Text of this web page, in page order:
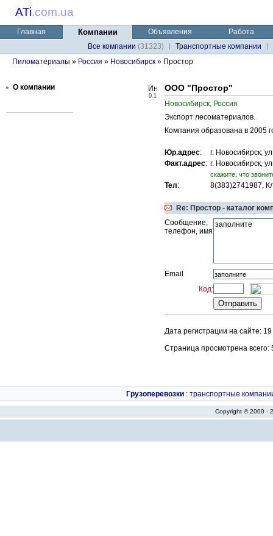
ATi.com.ua
Главная Компании Объявления
Работа
Все компании (31323)
Транспортные компании
Пиломатериалы » Россия » Новосибирск » Простор
• О компании
0.1
ООО "Простор"
Новосибирск, Россия
Экспорт лесоматериалов.
Компания образована в 2005
Юр.адрес:
г. Новосибирск,
Факт.адрес: г. Новосибирск,
cкажите, что
Тел: 8(383)2741987,
Re: Простор - каталог
Сообщение,
телефон, имя
Email
Код:
Дата регистрации на сайте:
Страница просмотрена всего:
Грузоперевозки : транспортные
Copyright © 2000 -